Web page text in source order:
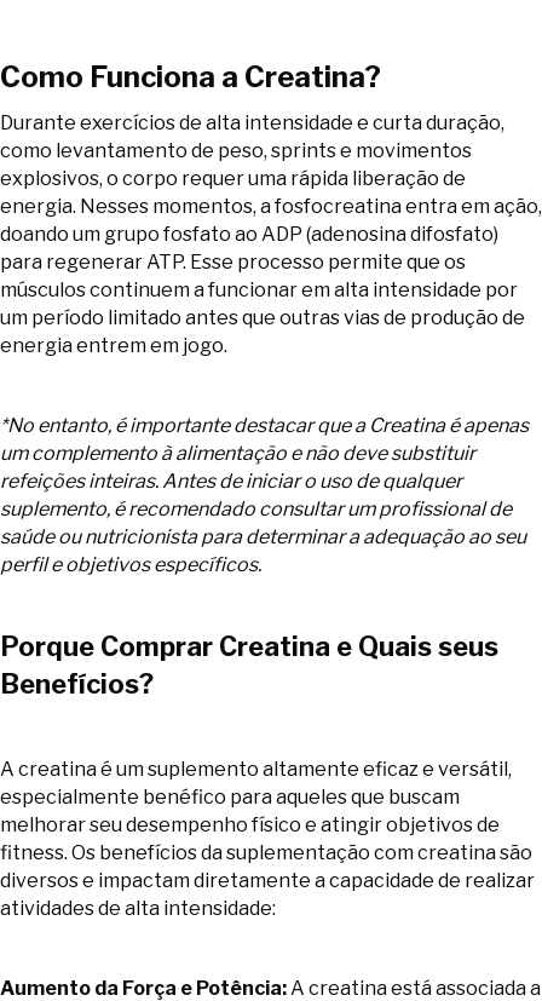
Como Funciona a Creatina?
Durante exercícios de alta intensidade e curta duração,
como levantamento de peso, sprints e movimentos
explosivos, o corpo requer uma rápida liberação de
energia. Nesses momentos, a fosfocreatina entra em ação,
doando um grupo fosfato ao ADP (adenosina difosfato)
para regenerar ATP. Esse processo permite que os
músculos continuem a funcionar em alta intensidade por
um período limitado antes que outras vias de produção de
energia entrem em jogo.
*No entanto, é importante destacar que a Creatina é apenas
um complemento à alimentação e não deve substituir
refeições inteiras. Antes de iniciar o uso de qualquer
suplemento, é recomendado consultar um profissional de
saúde ou nutricionista para determinar a adequação ao seu
perfil e objetivos específicos.
Porque Comprar Creatina e Quais seus
Benefícios?
A creatina é um suplemento altamente eficaz e versátil,
especialmente benéfico para aqueles que buscam
melhorar seu desempenho físico e atingir objetivos de
fitness. Os benefícios da suplementação com creatina são
diversos e impactam diretamente a capacidade de realizar
atividades de alta intensidade:
Aumento da Força e Potência:A creatina está associada a